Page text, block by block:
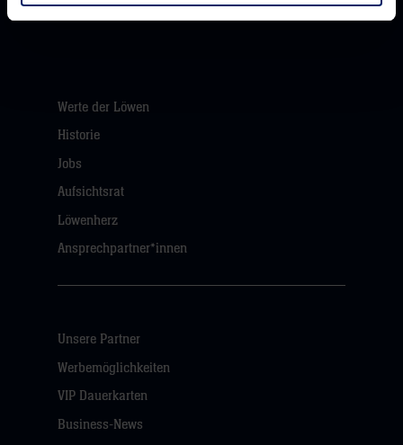
Werte der Löwen
Historie
Jobs
Aufsichtsrat
Löwenherz
Ansprechpartner*innen
Unsere Partner
Werbemöglichkeiten
VIP Dauerkarten
Business-News